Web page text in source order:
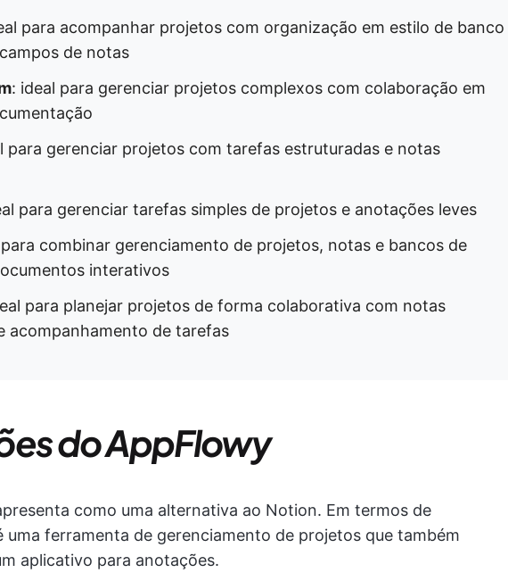
para acompanhar projetos com organização em estilo de banco
de notas
: ideal para gerenciar projetos complexos com colaboração em
para gerenciar projetos com tarefas estruturadas e notas
para gerenciar tarefas simples de projetos e anotações leves
combinar gerenciamento de projetos, notas e bancos de
interativos
para planejar projetos de forma colaborativa com notas
acompanhamento de tarefas
do AppFlowy
como uma alternativa ao Notion. Em termos de
uma ferramenta de gerenciamento de projetos que também
aplicativo para anotações.